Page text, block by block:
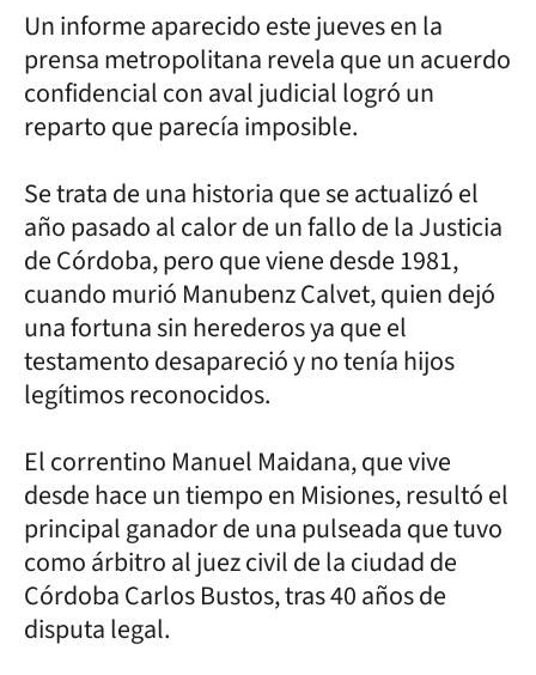
Un informe aparecido este jueves en la
prensa metropolitana revela que un acuerdo
confidencial con aval judicial logró un
reparto que parecía imposible.
Se trata de una historia que se actualizó el
año pasado al calor de un fallo de la Justicia
de Córdoba, pero que viene desde 1981,
cuando murió Manubenz Calvet, quien dejó
una fortuna sin herederos ya que el
testamento desapareció y no tenía hijos
legítimos reconocidos.
El correntino Manuel Maidana, que vive
desde hace un tiempo en Misiones, resultó el
principal ganador de una pulseada que tuvo
como árbitro al juez civil de la ciudad de
Córdoba Carlos Bustos, tras 40 años de
disputa legal.